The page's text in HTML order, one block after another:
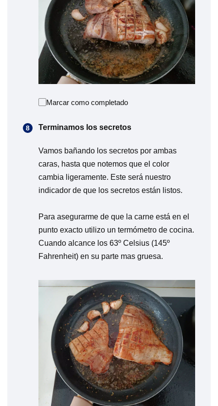
Marcar como completado
Terminamos los secretos
Vamos bañando los secretos por ambas
caras, hasta que notemos que el color
cambia ligeramente. Este será nuestro
indicador de que los secretos están listos.
Para asegurarme de que la carne está en el
punto exacto utilizo un termómetro de cocina.
Cuando alcance los 63º Celsius (145º
Fahrenheit) en su parte mas gruesa.